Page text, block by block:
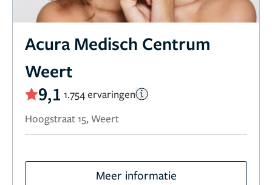
Acura Medisch Centrum
Weert
9,1 1.754 ervaringen
Hoogstraat 15, Weert
Meer informatie